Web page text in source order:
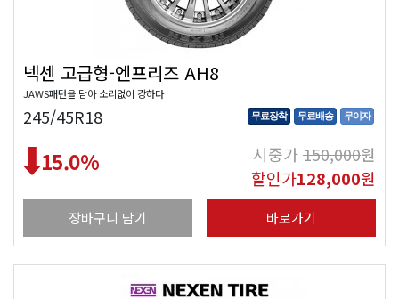
넥센 고급형-엔프리즈 AH8
JAWS패턴을 담아 소리없이 강하다
245/45R18 무료장착 무료배송 무이자
15.0% 시중가150,000원
할인가128,000원
장바구니 담기 바로가기